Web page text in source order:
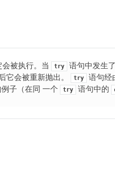
会被执行。当 try 语句中发生
它会被重新抛出。 try 语句经
子（在同 一个 try 语句中的